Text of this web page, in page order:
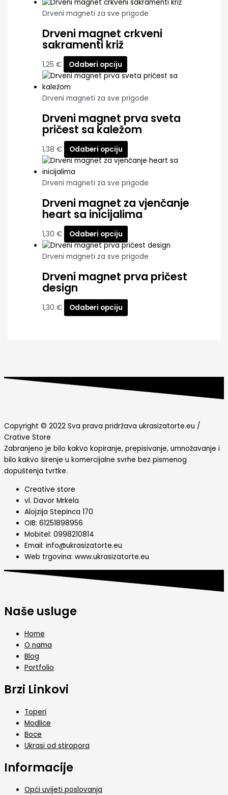
Drveni magneti za sve prigode
Drveni magnet crkveni
sakramenti križ
1,25 € Odaberi opciju
Drveni magneti za sve prigode
Drveni magnet prva sveta
pričest sa kaležom
1,38 € Odaberi opciju
Drveni magneti za sve prigode
Drveni magnet za vjenčanje
heart sa inicijalima
1,30 € Odaberi opciju
Drveni magneti za sve prigode
Drveni magnet prva pričest
design
1,30 € Odaberi opciju
Copyright © 2022 Sva prava pridržava ukrasizatorte.eu /
Crative Store
Zabranjeno je bilo kakvo kopiranje, prepisivanje, umnožavanje i
bilo kakvo širenje u komercijalne svrhe bez pismenog
dopuštenja tvrtke.
Creative store
vl. Davor Mrkela
Alojzija Stepinca 170
OIB: 61251898956
Mobitel: 0998210814
Email: info@ukrasizatorte.eu
Web trgovina: www.ukrasizatorte.eu
Naše usluge
Home
O nama
Blog
Portfolio
Brzi Linkovi
Toperi
Modlice
Boce
Ukrasi od stiropora
Informacije
Opći uvijeti poslovanja